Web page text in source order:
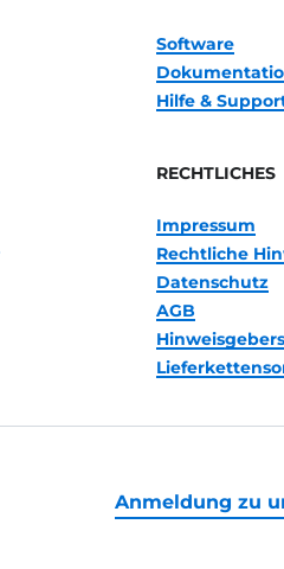
Software
Hilfe &
RECHTLICHES
Impressum
Rechtliche
Datenschutz
AGB
Anmeldung zu